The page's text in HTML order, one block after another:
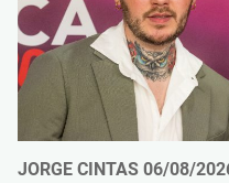
JORGE CINTAS 06/08/